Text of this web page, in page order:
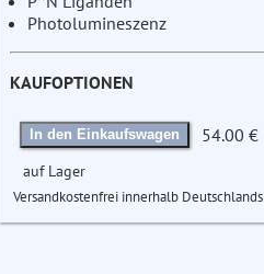
Photolumineszenz
KAUFOPTIONEN
In den Einkaufswagen 54.00 €
auf Lager
Versandkostenfrei innerhalb Deutschlands